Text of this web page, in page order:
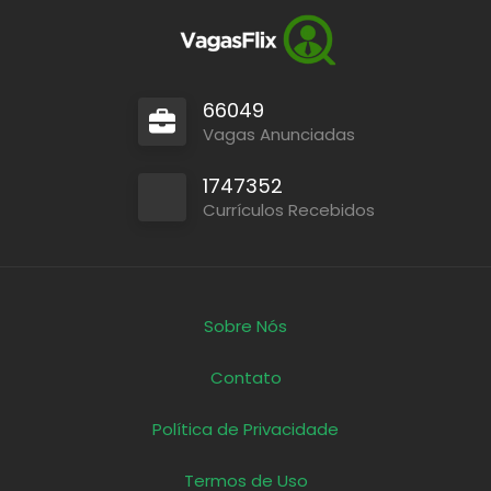
66049
Vagas Anunciadas
1747352
Currículos Recebidos
Sobre Nós
Contato
Política de Privacidade
Termos de Uso